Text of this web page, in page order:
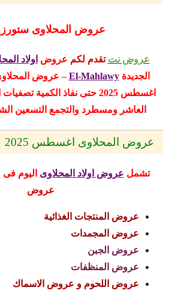
عروض المحلاوى ستورز 2025
عروض نت تقدم لكم عروض اولاد
الجديدةEl-Mahlawy
اغسطس 2025 حتى نفاذ الكمية تصفيات الصيف
العاشر ومسطرد والتجمع التسعين
عروض المحلاوى اغسطس 2025
تشمل عروض اولاد المحلاوى اليومفى
عروض
عروض المنتجات الغذائية
عروض المجمدات
عروض الجبن
عروض المنظفات
عروض اللحوم و عروض الاسماك